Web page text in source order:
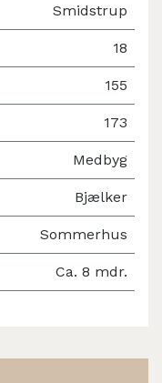
Smidstrup
18
155
173
Medbyg
Bjælker
Sommerhus
Ca. 8 mdr.